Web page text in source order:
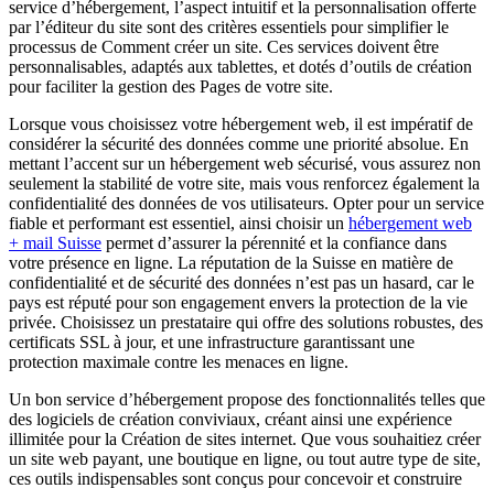
service d’hébergement, l’aspect intuitif et la personnalisation offerte
par l’éditeur du site sont des critères essentiels pour simplifier le
processus de Comment créer un site. Ces services doivent être
personnalisables, adaptés aux tablettes, et dotés d’outils de création
pour faciliter la gestion des Pages de votre site.
Lorsque vous choisissez votre hébergement web, il est impératif de
considérer la sécurité des données comme une priorité absolue. En
mettant l’accent sur un hébergement web sécurisé, vous assurez non
seulement la stabilité de votre site, mais vous renforcez également la
confidentialité des données de vos utilisateurs. Opter pour un service
fiable et performant est essentiel, ainsi choisir un hébergement web
+ mail Suisse permet d’assurer la pérennité et la confiance dans
votre présence en ligne. La réputation de la Suisse en matière de
confidentialité et de sécurité des données n’est pas un hasard, car le
pays est réputé pour son engagement envers la protection de la vie
privée. Choisissez un prestataire qui offre des solutions robustes, des
certificats SSL à jour, et une infrastructure garantissant une
protection maximale contre les menaces en ligne.
Un bon service d’hébergement propose des fonctionnalités telles que
des logiciels de création conviviaux, créant ainsi une expérience
illimitée pour la Création de sites internet. Que vous souhaitiez créer
un site web payant, une boutique en ligne, ou tout autre type de site,
ces outils indispensables sont conçus pour concevoir et construire